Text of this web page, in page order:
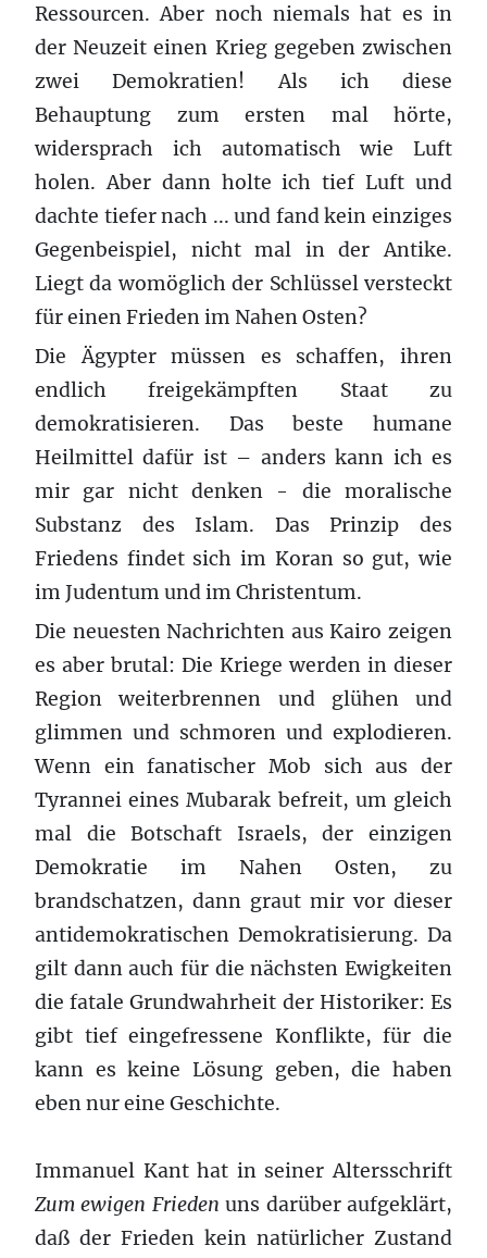
Ressourcen. Aber noch niemals hat es in
der Neuzeit einen Krieg gegeben zwischen
zwei Demokratien! Als ich diese
Behauptung zum ersten mal hörte,
widersprach ich automatisch wie Luft
holen. Aber dann holte ich tief Luft und
dachte tiefer nach ... und fand kein einziges
Gegenbeispiel, nicht mal in der Antike.
Liegt da womöglich der Schlüssel versteckt
für einen Frieden im Nahen Osten?
Die Ägypter müssen es schaffen, ihren
endlich freigekämpften Staat zu
demokratisieren. Das beste humane
Heilmittel dafür ist – anders kann ich es
mir gar nicht denken - die moralische
Substanz des Islam. Das Prinzip des
Friedens findet sich im Koran so gut, wie
im Judentum und im Christentum.
Die neuesten Nachrichten aus Kairo zeigen
es aber brutal: Die Kriege werden in dieser
Region weiterbrennen und glühen und
glimmen und schmoren und explodieren.
Wenn ein fanatischer Mob sich aus der
Tyrannei eines Mubarak befreit, um gleich
mal die Botschaft Israels, der einzigen
Demokratie im Nahen Osten, zu
brandschatzen, dann graut mir vor dieser
antidemokratischen Demokratisierung. Da
gilt dann auch für die nächsten Ewigkeiten
die fatale Grundwahrheit der Historiker: Es
gibt tief eingefressene Konflikte, für die
kann es keine Lösung geben, die haben
eben nur eine Geschichte.
Immanuel Kant hat in seiner Altersschrift
Zum ewigen Frieden uns darüber aufgeklärt,
daß der Frieden kein natürlicher Zustand